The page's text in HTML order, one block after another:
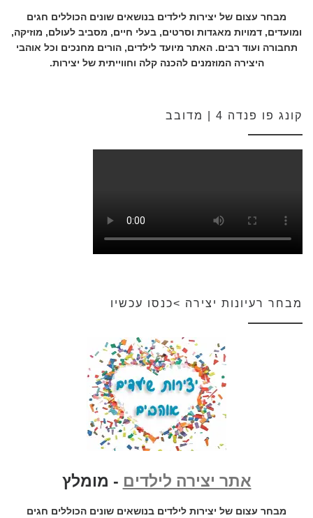
מבחר עצום של יצירות לילדים בנושאים שונים הכוללים חגים
ומועדים, דמויות מאגדות וסרטים, בעלי חיים, מסביב לעולם, מוזיקה,
תחבורה ועוד רבים. האתר מיועד לילדים, הורים מחנכים וכל אוהבי
היצירה המוזמנים להכנה קלה וחווייתית של יצירות.
קונג פו פנדה 4 | מדובב
מבחר רעיונות יצירה >כנסו עכשיו
אתר יצירה לילדים - מומלץ
מבחר עצום של יצירות לילדים בנושאים שונים הכוללים חגים